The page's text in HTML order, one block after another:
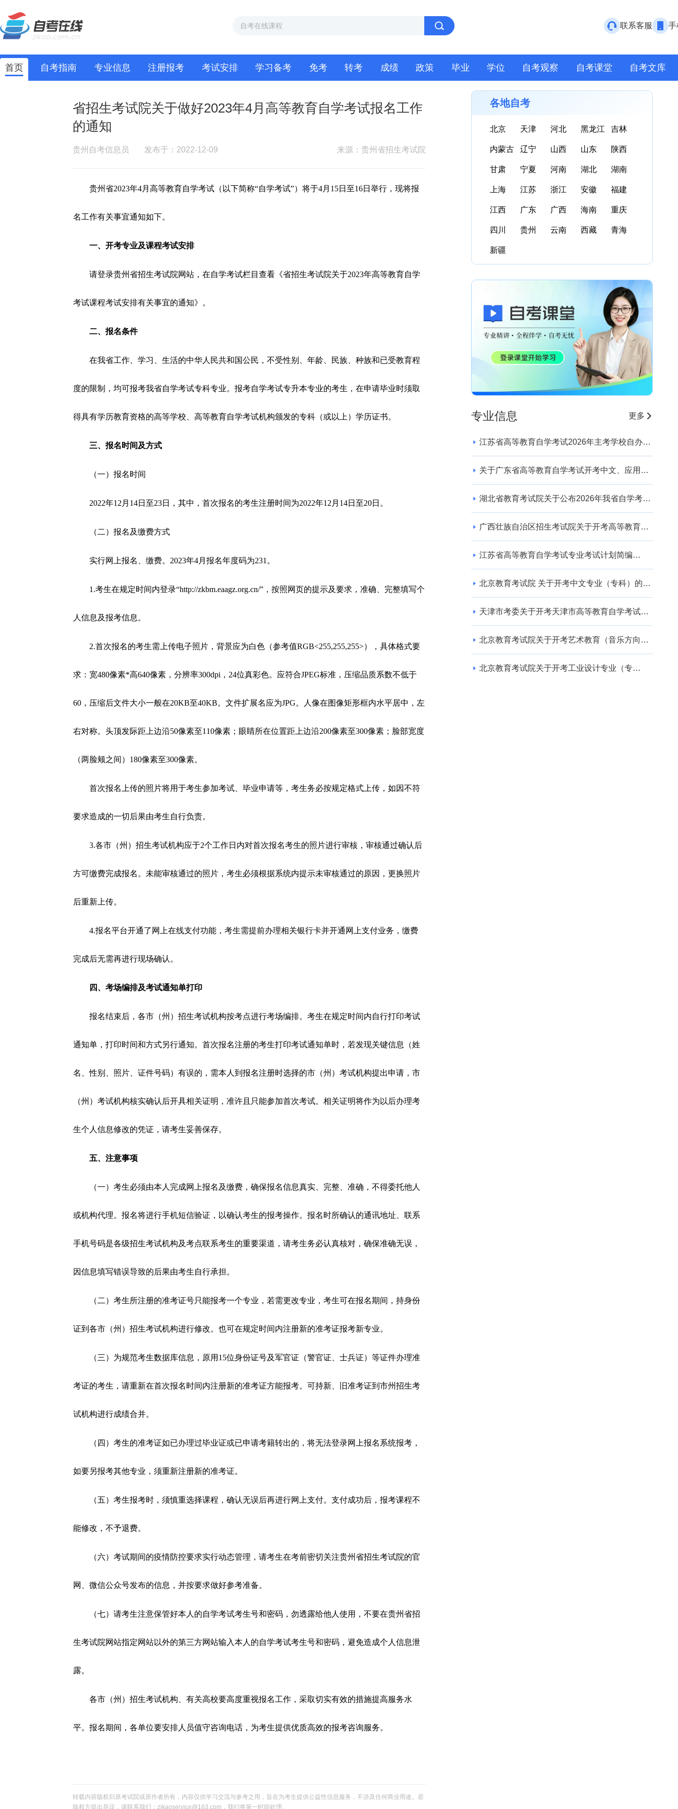
联系客服 手
首页 自考指南 专业信息 注册报考 考试安排 学习备考 免考 转考 成绩 政策 毕业 学位 自考观察 自考课堂 自考文库
省招生考试院关于做好2023年4月高等教育自学考试报名工作
的通知
贵州自考信息员 发布于：2022-12-09 来源：贵州省招生考试院
贵州省2023年4月高等教育自学考试（以下简称“自学考试”）将于4月15日至16日举行，现将报
名工作有关事宜通知如下。
一、开考专业及课程考试安排
请登录贵州省招生考试院网站，在自学考试栏目查看《省招生考试院关于2023年高等教育自学
考试课程考试安排有关事宜的通知》。
二、报名条件
在我省工作、学习、生活的中华人民共和国公民，不受性别、年龄、民族、种族和已受教育程
度的限制，均可报考我省自学考试专科专业。报考自学考试专升本专业的考生，在申请毕业时须取
得具有学历教育资格的高等学校、高等教育自学考试机构颁发的专科（或以上）学历证书。
三、报名时间及方式
（一）报名时间
2022年12月14日至23日，其中，首次报名的考生注册时间为2022年12月14日至20日。
（二）报名及缴费方式
实行网上报名、缴费。2023年4月报名年度码为231。
1.考生在规定时间内登录“http://zkbm.eaagz.org.cn/”，按照网页的提示及要求，准确、完整填写个
人信息及报考信息。
2.首次报名的考生需上传电子照片，背景应为白色（参考值RGB<255,255,255>），具体格式要
求：宽480像素*高640像素，分辨率300dpi，24位真彩色。应符合JPEG标准，压缩品质系数不低于
60，压缩后文件大小一般在20KB至40KB。文件扩展名应为JPG。人像在图像矩形框内水平居中，左
右对称。头顶发际距上边沿50像素至110像素；眼睛所在位置距上边沿200像素至300像素；脸部宽度
（两脸颊之间）180像素至300像素。
首次报名上传的照片将用于考生参加考试、毕业申请等，考生务必按规定格式上传，如因不符
要求造成的一切后果由考生自行负责。
3.各市（州）招生考试机构应于2个工作日内对首次报名考生的照片进行审核，审核通过确认后
方可缴费完成报名。未能审核通过的照片，考生必须根据系统内提示未审核通过的原因，更换照片
后重新上传。
4.报名平台开通了网上在线支付功能，考生需提前办理相关银行卡并开通网上支付业务，缴费
完成后无需再进行现场确认。
四、考场编排及考试通知单打印
报名结束后，各市（州）招生考试机构按考点进行考场编排。考生在规定时间内自行打印考试
通知单，打印时间和方式另行通知。首次报名注册的考生打印考试通知单时，若发现关键信息（姓
名、性别、照片、证件号码）有误的，需本人到报名注册时选择的市（州）考试机构提出申请，市
（州）考试机构核实确认后开具相关证明，准许且只能参加首次考试。相关证明将作为以后办理考
生个人信息修改的凭证，请考生妥善保存。
五、注意事项
（一）考生必须由本人完成网上报名及缴费，确保报名信息真实、完整、准确，不得委托他人
或机构代理。报名将进行手机短信验证，以确认考生的报考操作。报名时所确认的通讯地址、联系
手机号码是各级招生考试机构及考点联系考生的重要渠道，请考生务必认真核对，确保准确无误，
因信息填写错误导致的后果由考生自行承担。
（二）考生所注册的准考证号只能报考一个专业，若需更改专业，考生可在报名期间，持身份
证到各市（州）招生考试机构进行修改。也可在规定时间内注册新的准考证报考新专业。
（三）为规范考生数据库信息，原用15位身份证号及军官证（警官证、士兵证）等证件办理准
考证的考生，请重新在首次报名时间内注册新的准考证方能报考。可持新、旧准考证到市州招生考
试机构进行成绩合并。
（四）考生的准考证如已办理过毕业证或已申请考籍转出的，将无法登录网上报名系统报考，
如要另报考其他专业，须重新注册新的准考证。
（五）考生报考时，须慎重选择课程，确认无误后再进行网上支付。支付成功后，报考课程不
能修改，不予退费。
（六）考试期间的疫情防控要求实行动态管理，请考生在考前密切关注贵州省招生考试院的官
网、微信公众号发布的信息，并按要求做好参考准备。
（七）请考生注意保管好本人的自学考试考生号和密码，勿透露给他人使用，不要在贵州省招
生考试院网站指定网站以外的第三方网站输入本人的自学考试考生号和密码，避免造成个人信息泄
露。
各市（州）招生考试机构、有关高校要高度重视报名工作，采取切实有效的措施提高服务水
平。报名期间，各单位要安排人员值守咨询电话，为考生提供优质高效的报考咨询服务。
转载内容版权归原考试院或原作者所有，内容仅供学习交流与参考之用，旨在为考生提供公益性信息服务，不涉及任何商业用途。若
版权方提出异议，请联系我们：zikaoservice@163.com，我们将第一时间处理。
各地自考
北京 天津 河北 黑龙江 吉林
内蒙古 辽宁 山西 山东 陕西
甘肃 宁夏 河南 湖北 湖南
上海 江苏 浙江 安徽 福建
江西 广东 广西 海南 重庆
四川 贵州 云南 西藏 青海
新疆
专业信息 更多
江苏省高等教育自学考试2026年主考学校自办助
关于广东省高等教育自学考试开考中文、应用英
湖北省教育考试院关于公布2026年我省自学考试
广西壮族自治区招生考试院关于开考高等教育自
江苏省高等教育自学考试专业考试计划简编
北京教育考试院 关于开考中文专业（专科）的通
天津市考委关于开考天津市高等教育自学考试电
北京教育考试院关于开考艺术教育（音乐方向）
北京教育考试院关于开考工业设计专业（专